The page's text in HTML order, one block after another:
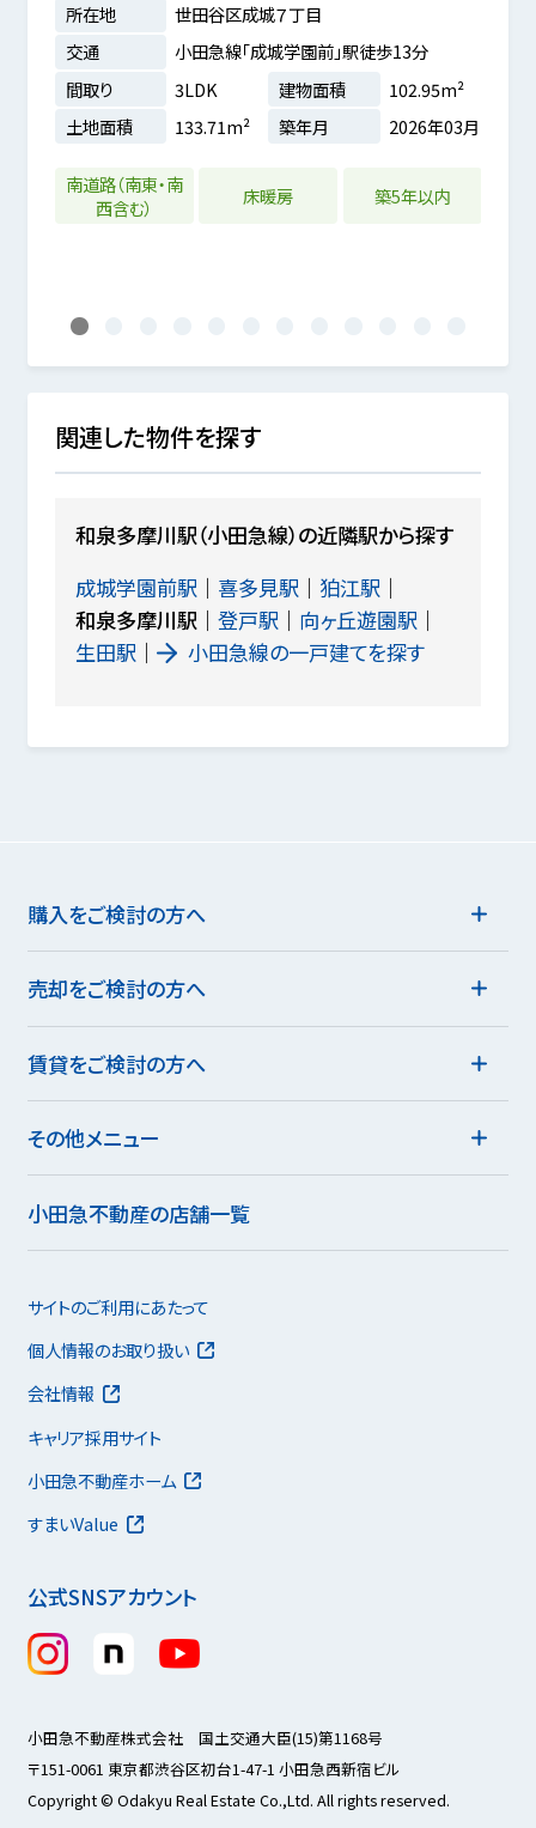
所在地
世田谷区成城７丁目
交通
小田急線「成城学園前」駅徒歩13分
間取り
3LDK 建物面積
102.95m²
土地面積
133.71m² 築年月 2026年03月
南道路（南東・南
西含む）
床暖房 築5年以内
1
関連した物件を探す
和泉多摩川駅（小田急線）の近隣駅から探す
成城学園前駅
喜多見駅
狛江駅
和泉多摩川駅
登戸駅
向ヶ丘遊園駅
生田駅
小田急線の一戸建てを探す
購入をご検討の方へ
売却をご検討の方へ
賃貸をご検討の方へ
その他メニュー
小田急不動産の店舗一覧
公式SNSアカウント
サイトのご利用にあたって
個人情報のお取り扱い
会社情報
キャリア採用サイト
小田急不動産ホーム
すまいValue
小田急不動産株式会社 国土交通大臣(15)第1168号
〒151-0061 東京都渋谷区初台1-47-1 小田急西新宿ビル
Copyright © Odakyu Real Estate Co.,Ltd. All rights reserved.